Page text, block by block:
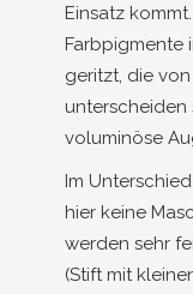
Einsatz
Farbpigmente
geritzt, die
unterscheiden
voluminöse
Im
hier keine
werden sehr
(Stift mit